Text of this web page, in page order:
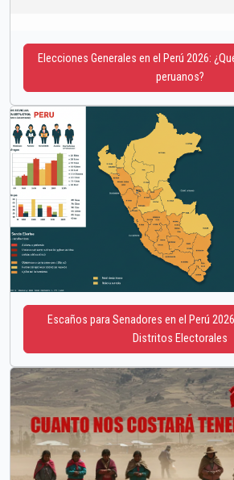
Elecciones Generales en el Perú 2026:
peruanos?
Escaños para Senadores en el Perú
Distritos Electorales